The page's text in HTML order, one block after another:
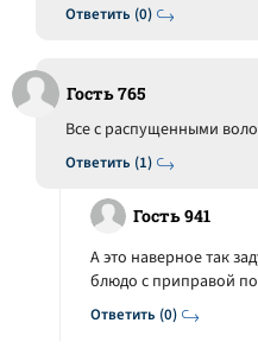
Ответить (0)
Гость 765
Ответить (1)
Все с распущенными
Гость 941
Ответить (0)
А это наверное так
блюдо с приправой